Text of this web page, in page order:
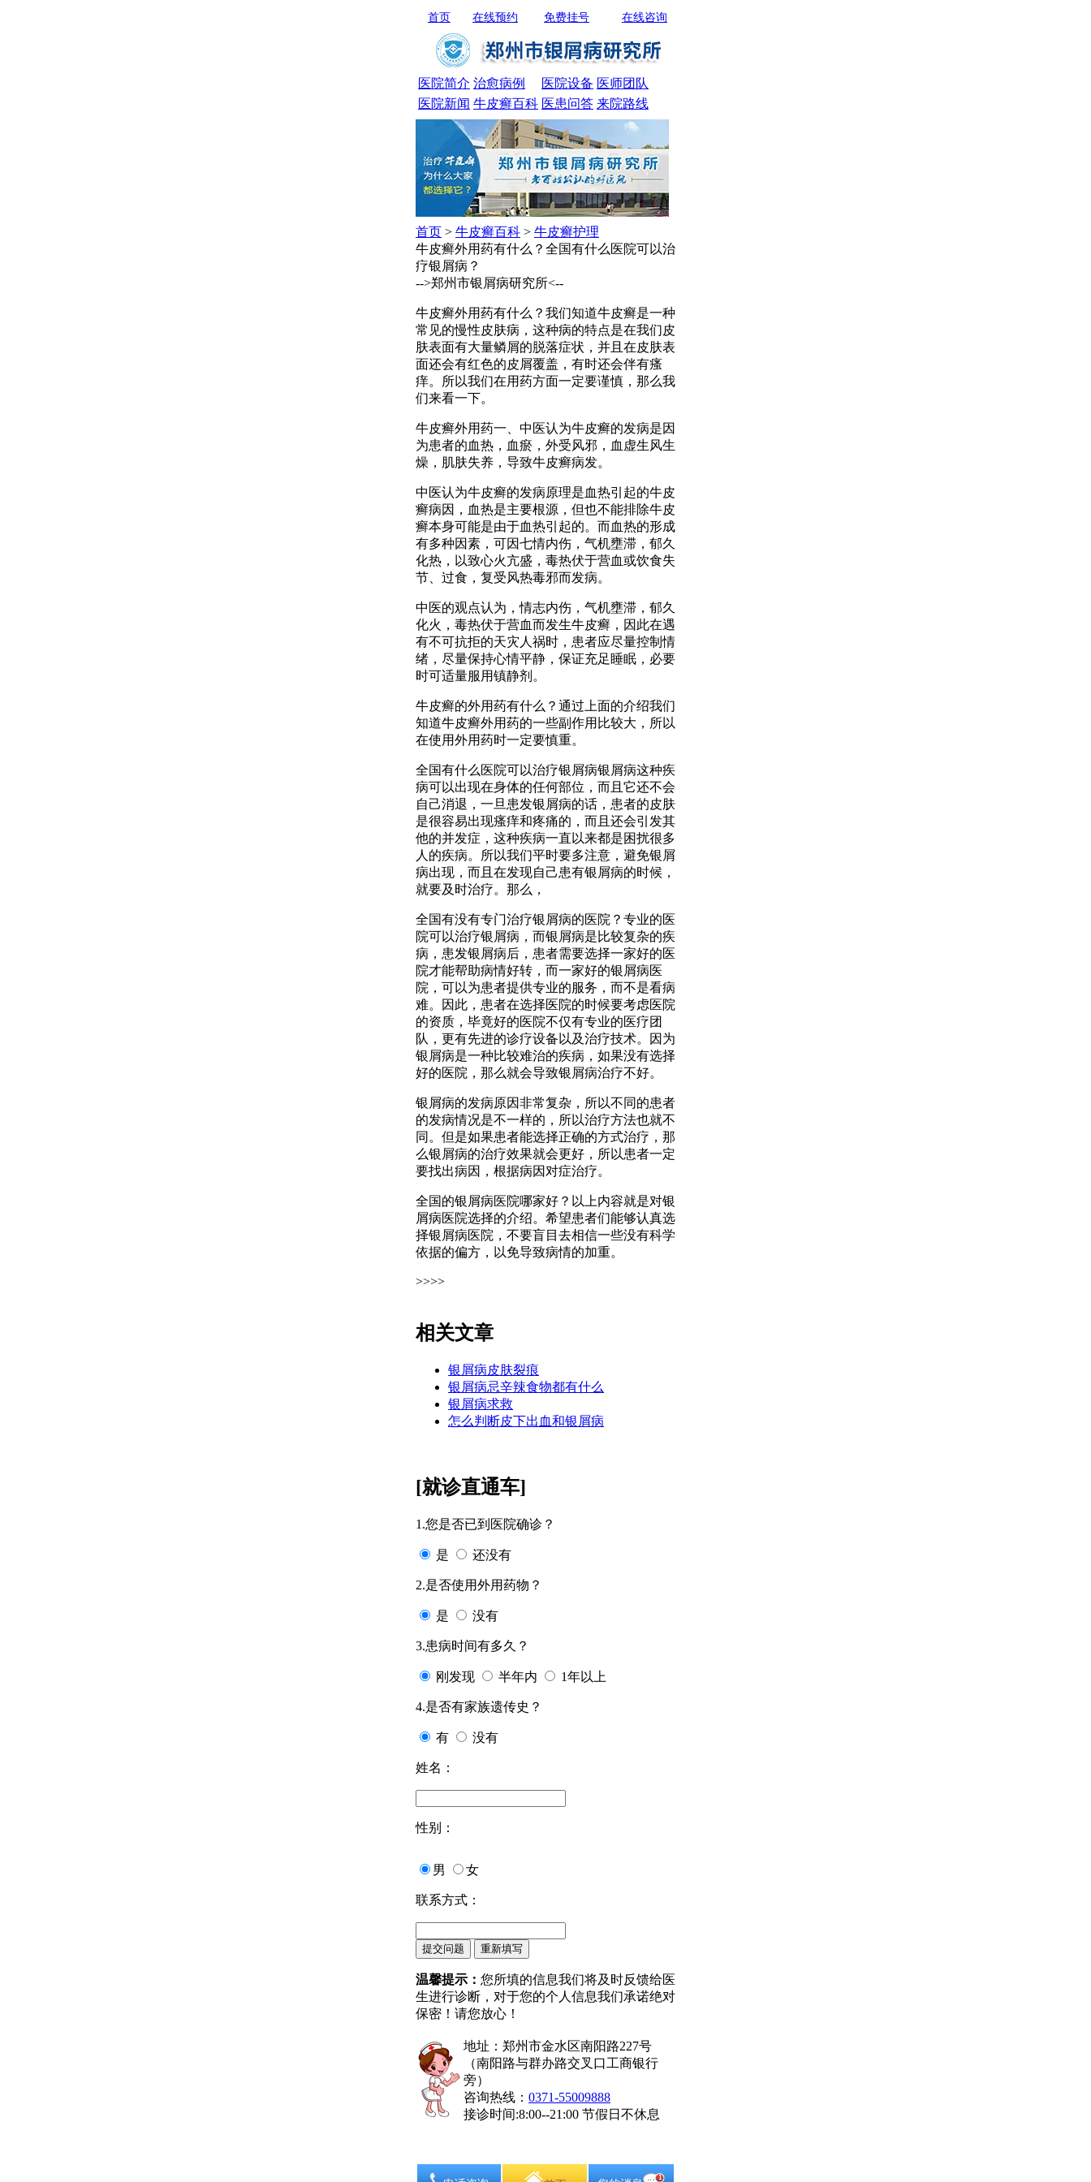
首页 在线咨询
免费挂号
在线预约
医院简介 治愈病例 医院设备 医师团队
医院新闻 牛皮癣百科 医患问答 来院路线
首页 > 牛皮癣百科 > 牛皮癣护理
牛皮癣外用药有什么？全国有什么医院可以治
疗银屑病？
-->郑州市银屑病研究所<--
牛皮癣外用药有什么？我们知道牛皮癣是一种
常见的慢性皮肤病，这种病的特点是在我们皮
肤表面有大量鳞屑的脱落症状，并且在皮肤表
面还会有红色的皮屑覆盖，有时还会伴有瘙
痒。所以我们在用药方面一定要谨慎，那么我
们来看一下。
牛皮癣外用药一、中医认为牛皮癣的发病是因
为患者的血热，血瘀，外受风邪，血虚生风生
燥，肌肤失养，导致牛皮癣病发。
中医认为牛皮癣的发病原理是血热引起的牛皮
癣病因，血热是主要根源，但也不能排除牛皮
癣本身可能是由于血热引起的。而血热的形成
有多种因素，可因七情内伤，气机壅滞，郁久
化热，以致心火亢盛，毒热伏于营血或饮食失
节、过食，复受风热毒邪而发病。
中医的观点认为，情志内伤，气机壅滞，郁久
化火，毒热伏于营血而发生牛皮癣，因此在遇
有不可抗拒的天灾人祸时，患者应尽量控制情
绪，尽量保持心情平静，保证充足睡眠，必要
时可适量服用镇静剂。
牛皮癣的外用药有什么？通过上面的介绍我们
知道牛皮癣外用药的一些副作用比较大，所以
在使用外用药时一定要慎重。
全国有什么医院可以治疗银屑病银屑病这种疾
病可以出现在身体的任何部位，而且它还不会
自己消退，一旦患发银屑病的话，患者的皮肤
是很容易出现瘙痒和疼痛的，而且还会引发其
他的并发症，这种疾病一直以来都是困扰很多
人的疾病。所以我们平时要多注意，避免银屑
病出现，而且在发现自己患有银屑病的时候，
就要及时治疗。那么，
全国有没有专门治疗银屑病的医院？专业的医
院可以治疗银屑病，而银屑病是比较复杂的疾
病，患发银屑病后，患者需要选择一家好的医
院才能帮助病情好转，而一家好的银屑病医
院，可以为患者提供专业的服务，而不是看病
难。因此，患者在选择医院的时候要考虑医院
的资质，毕竟好的医院不仅有专业的医疗团
队，更有先进的诊疗设备以及治疗技术。因为
银屑病是一种比较难治的疾病，如果没有选择
好的医院，那么就会导致银屑病治疗不好。
银屑病的发病原因非常复杂，所以不同的患者
的发病情况是不一样的，所以治疗方法也就不
同。但是如果患者能选择正确的方式治疗，那
么银屑病的治疗效果就会更好，所以患者一定
要找出病因，根据病因对症治疗。
全国的银屑病医院哪家好？以上内容就是对银
屑病医院选择的介绍。希望患者们能够认真选
择银屑病医院，不要盲目去相信一些没有科学
依据的偏方，以免导致病情的加重。
>>>>
相关文章
银屑病皮肤裂痕
银屑病忌辛辣食物都有什么
银屑病求救
怎么判断皮下出血和银屑病
[就诊直通车]
1.您是否已到医院确诊？
是 还没有
2.是否使用外用药物？
是 没有
3.患病时间有多久？
刚发现 半年内 1年以上
4.是否有家族遗传史？
有 没有
姓名：
性别：
男 女
联系方式：
温馨提示： 您所填的信息我们将及时反馈给医
生进行诊断，对于您的个人信息我们承诺绝对
保密！请您放心！
地址：郑州市金水区南阳路227号
（南阳路与群办路交叉口工商银行
旁）
咨询热线： 0371-55009888
接诊时间:8:00--21:00 节假日不休息